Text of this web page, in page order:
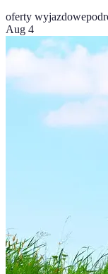
oferty wyjazdowe
Aug 4